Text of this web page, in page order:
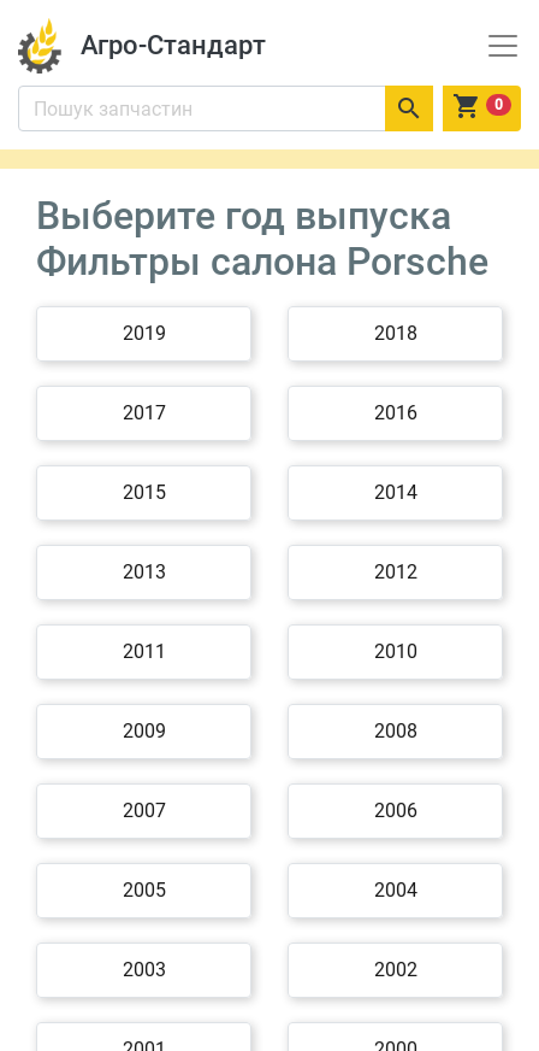
Агро-Стандарт
  0
Выберите год выпуска
Фильтры салона Porsche
2019 2018
2017 2016
2015 2014
2013 2012
2011 2010
2009 2008
2007 2006
2005 2004
2003 2002